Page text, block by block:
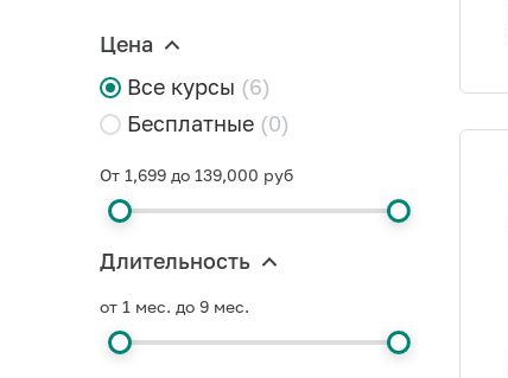
Цена
Все курсы (6)
Бесплатные (0)
От 1,699 до 139,000 руб
Длительность
от 1 мес. до 9 мес.